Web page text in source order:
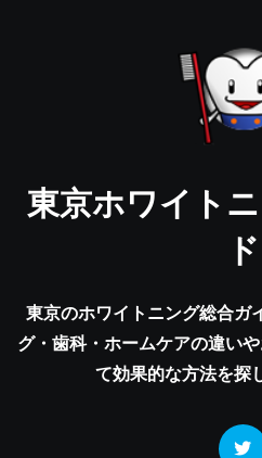
東京ホワイト
ド
東京のホワイトニング総合ガ
グ・歯科・ホームケアの違い
て効果的な方法を探